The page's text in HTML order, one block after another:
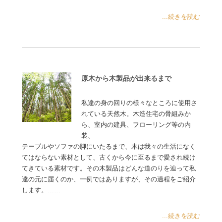
...続きを読む
原木から木製品が出来るまで
私達の身の回りの様々なところに使用さ
れている天然木。木造住宅の骨組みか
ら、室内の建具、フローリング等の内
装、
テーブルやソファの脚にいたるまで、木は我々の生活になく
てはならない素材として、古くから今に至るまで愛され続け
てきている素材です。その木製品はどんな道のりを辿って私
達の元に届くのか、一例ではありますが、その過程をご紹介
します。……
...続きを読む